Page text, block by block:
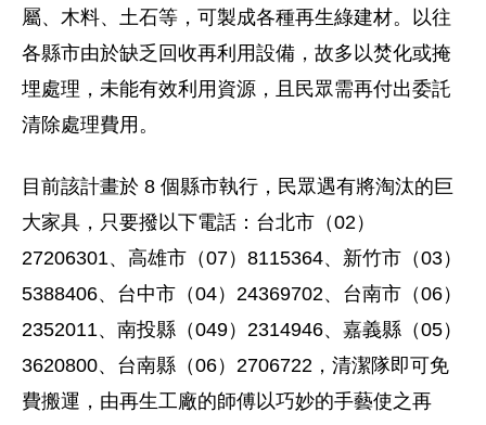
屬、木料、土石等，可製成各種再生綠建材。以往
各縣市由於缺乏回收再利用設備，故多以焚化或掩
埋處理，未能有效利用資源，且民眾需再付出委託
清除處理費用。
目前該計畫於 8 個縣市執行，民眾遇有將淘汰的巨
大家具，只要撥以下電話：台北市（02）
27206301、高雄市（07）8115364、新竹市（03）
5388406、台中市（04）24369702、台南市（06）
2352011、南投縣（049）2314946、嘉義縣（05）
3620800、台南縣（06）2706722，清潔隊即可免
費搬運，由再生工廠的師傅以巧妙的手藝使之再